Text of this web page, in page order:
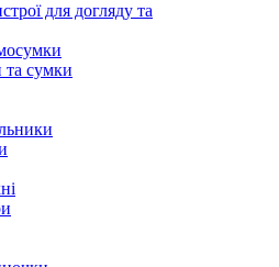
для догляду та
та сумки